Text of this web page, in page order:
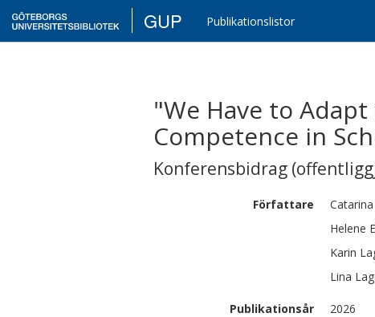
GUP Publikationslistor
"We Have to
Competence in
Konferensbidrag
Författare Catarina
Helene
Karin
Lina
Publikationsår
2026